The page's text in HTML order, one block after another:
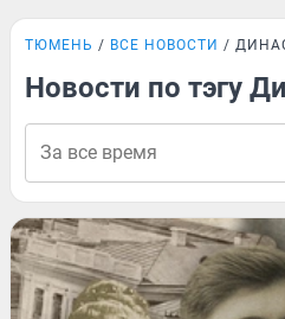
ТЮМЕНЬ ВСЕ НОВОСТИ
Новости по тэгу